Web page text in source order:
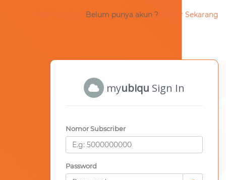
Belum punya akun ? Daftar Sekarang
myubiqu Sign In
Nomor Subscriber
Password